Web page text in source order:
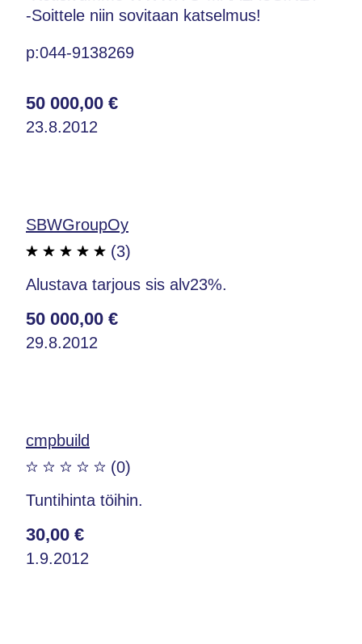
-Soittele niin sovitaan katselmus!
p:044-9138269
50 000,00 €
23.8.2012
SBWGroupOy
(3)
Alustava tarjous sis alv23%.
50 000,00 €
29.8.2012
cmpbuild
(0)
Tuntihinta töihin.
30,00 €
1.9.2012